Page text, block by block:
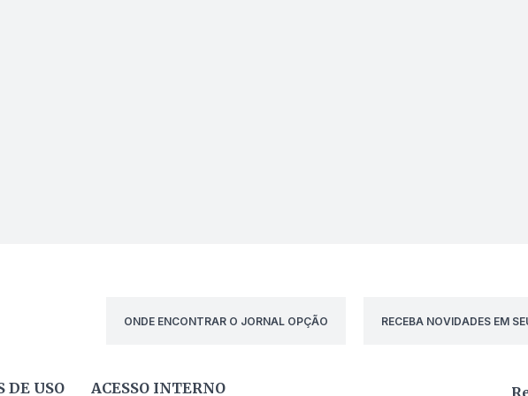
ONDE ENCONTRAR O JORNAL OPÇÃO RECEBA NOVIDADES EM
DE USO ACESSO INTERNO